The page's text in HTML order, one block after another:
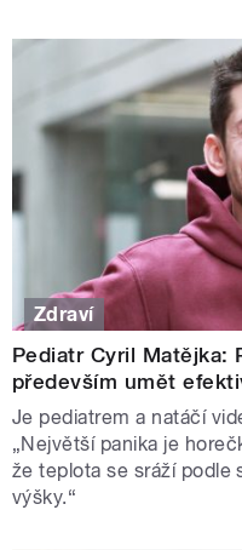
Zdraví
Pediatr Cyril Matějka:
především umět
Je pediatrem a natáčí
„Největší panika je
že teplota se sráží podle
výšky.“